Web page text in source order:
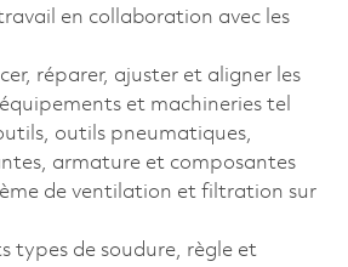
en collaboration avec les
réparer, ajuster et aligner les
et machineries tel
outils pneumatiques,
armature et composantes
de ventilation et filtration sur
types de soudure, règle et